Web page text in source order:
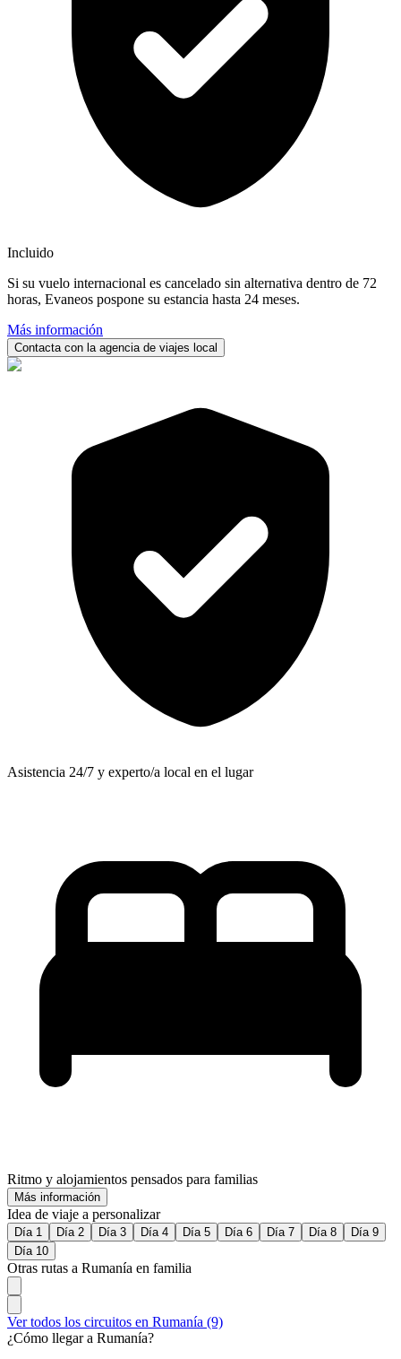
Incluido
Si su vuelo internacional es cancelado sin alternativa dentro de 72
horas, Evaneos pospone su estancia hasta 24 meses.
Más información
Contacta con la agencia de viajes local
Asistencia 24/7 y experto/a local en el lugar
Ritmo y alojamientos pensados para familias
Más información
Idea de viaje a personalizar
Día 1 Día 2 Día 3 Día 4 Día 5 Día 6 Día 7 Día 8
Día 9
Día 10
Otras rutas a Rumanía en familia
Ver todos los circuitos en Rumanía (9)
¿Cómo llegar a Rumanía?